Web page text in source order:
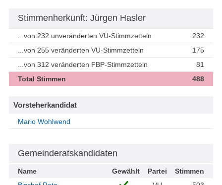
Stimmenherkunft: Jürgen Hasler
...von 232 unveränderten VU-Stimmzetteln
232
...von 255 veränderten VU-Stimmzetteln
175
...von 312 veränderten FBP-Stimmzetteln
81
Total Stimmen
488
Vorsteherkandidat
Mario Wohlwend
Gemeinderatskandidaten
Name Gewählt Partei
Stimmen